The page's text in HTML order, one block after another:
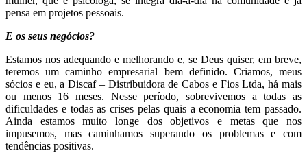
pensa em projetos pessoais.
E os seus negócios?
Estamos nos adequando e melhorando e, se Deus quiser, em breve,
teremos um caminho empresarial bem definido. Criamos, meus
sócios e eu, a Discaf – Distribuidora de Cabos e Fios Ltda, há mais
ou menos 16 meses. Nesse período, sobrevivemos a todas as
dificuldades e todas as crises pelas quais a economia tem passado.
Ainda estamos muito longe dos objetivos e metas que nos
impusemos, mas caminhamos superando os problemas e com
tendências positivas.